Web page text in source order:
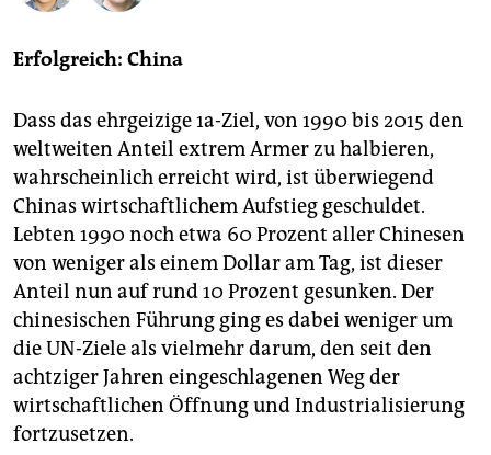
Erfolgreich: China
Dass das ehrgeizige 1a-Ziel, von 1990 bis 2015 den
weltweiten Anteil extrem Armer zu halbieren,
wahrscheinlich erreicht wird, ist überwiegend
Chinas wirtschaftlichem Aufstieg geschuldet.
Lebten 1990 noch etwa 60 Prozent aller Chinesen
von weniger als einem Dollar am Tag, ist dieser
Anteil nun auf rund 10 Prozent gesunken. Der
chinesischen Führung ging es dabei weniger um
die UN-Ziele als vielmehr darum, den seit den
achtziger Jahren eingeschlagenen Weg der
wirtschaftlichen Öffnung und Industrialisierung
fortzusetzen.